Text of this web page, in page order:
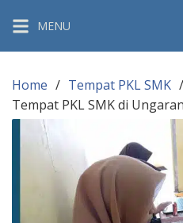
content
MENU
Home
Tempat PKL SMK
Tempat PKL SMK di Ungaran